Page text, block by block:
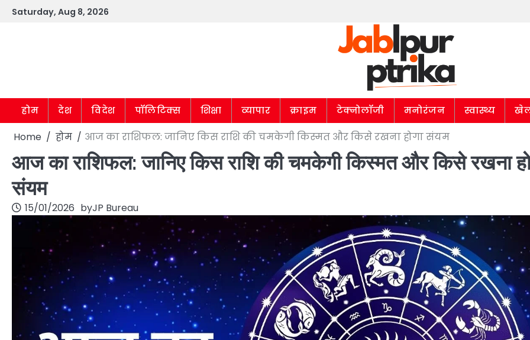
SkipSaturday, Aug 8, 2026
होम देश विदेश पॉलिटिक्स शिक्षा व्यापार क्राइम टेक्नोलॉजी मनोरंजन स्वास्थ्य
Home होम आज का राशिफल: जानिए किस राशि की चमकेगी किस्मत और किसे रखना होगा संयम
आज का राशिफल: जानिए किस राशि की चमकेगी किस्मत और किसे रखना
संयम
15/01/2026 byJP Bureau